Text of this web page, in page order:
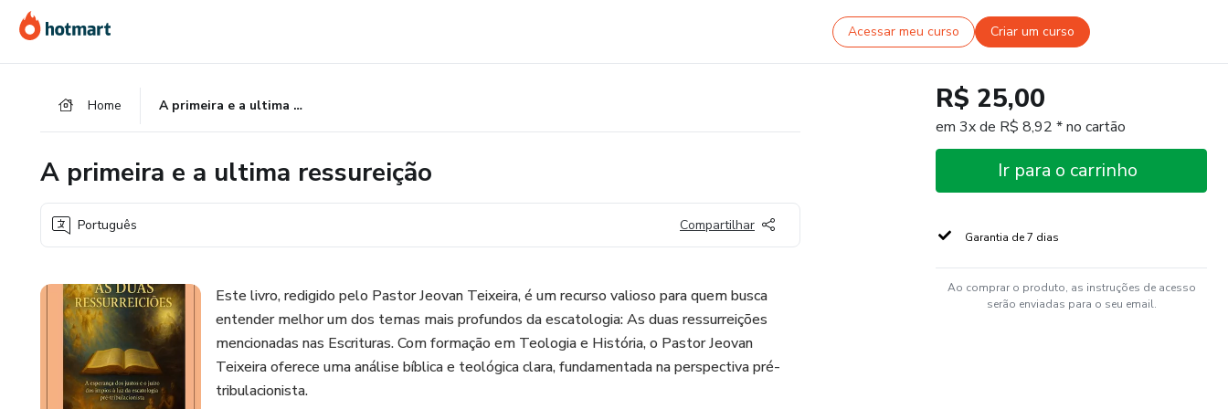
para
o
para
o
para
o
Acessar meu curso Criar um curso
Home A primeira e a ultima ressureição
A primeira e a ultima ressureição
Português Compartilhar
Este livro, redigido pelo Pastor Jeovan Teixeira, é um recurso valioso para quem busca
entender melhor um dos temas mais profundos da escatologia: As duas ressurreições
mencionadas nas Escrituras. Com formação em Teologia e História, o Pastor Jeovan
Teixeira oferece uma análise bíblica e teológica clara, fundamentada na perspectiva pré-
tribulacionista.
R$ 25,00
em 3x de R$ 8,92 * no cartão
Ir para o carrinho
Garantia de 7 dias
Ao comprar o produto, as instruções de acesso
serão enviadas para o seu email.